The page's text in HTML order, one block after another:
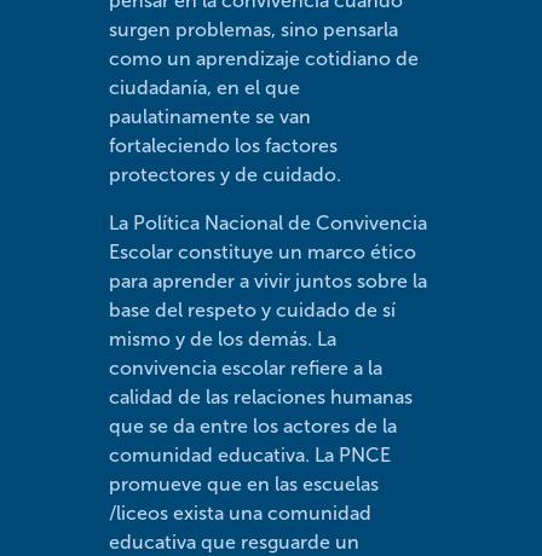
surgen problemas, sino pensarla
como un aprendizaje cotidiano de
ciudadanía, en el que
paulatinamente se van
fortaleciendo los factores
protectores y de cuidado.
La Política Nacional de Convivencia
Escolar constituye un marco ético
para aprender a vivir juntos sobre la
base del respeto y cuidado de sí
mismo y de los demás. La
convivencia escolar refiere a la
calidad de las relaciones humanas
que se da entre los actores de la
comunidad educativa. La PNCE
promueve que en las escuelas
/liceos exista una comunidad
educativa que resguarde un